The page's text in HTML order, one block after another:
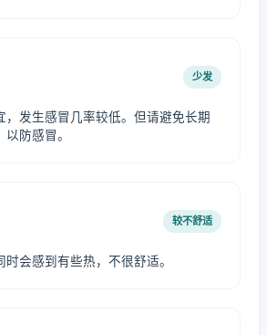
少发
，发生感冒几率较低。但请避免长期
防感冒。
较不舒适
时会感到有些热，不很舒适。